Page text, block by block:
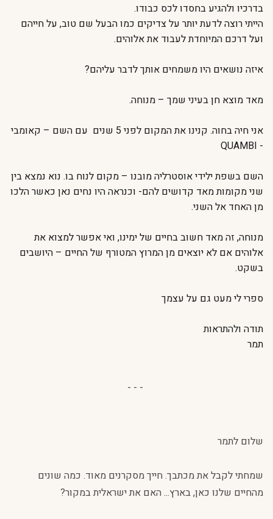
בדרכיו ולהגיע בחסדו לכס כבודו.
הייתי רוצה לדעת יותר על צדיקים כמו הבעל שם טוב, על חייהם
ועל דרכם המיוחדת לעבוד את אלוהים.
איזה נושאים היו משמחים אותך לדבר עליהם?
מאד מוצא חן בעיני שמך – מנוחה.
אני חיה בחוה. קנינו את המקום לפני 5 שנים עם השם – קאומבי
- QUAMBI
השם בשפת ילידי אוסטרליה מובנו – מקום לנוח בו. נוא נמצא בין
שני מקומות מאד קדושים להם- וכנראה היו נחים נאן כאשר הלכו
מן האחד אל השני.
מנוחה, זה מאד חשוב בחיים של ימינו, ואי אפשר למצוא את
אלוהים אם לא יוצאים מן המרוץ המטורף של החיים – היושבים
בשקט.
ספרי לי מעט גם על עצמך
תודה ולהתראות
תמר
- - -
שלום לתמר
שמחתי לקבל את מכתבך. חייך מסקרנים מאוד. כמה שונים
מהחיים שלנו כאן, בארץ... האם את ישראלית במקור?